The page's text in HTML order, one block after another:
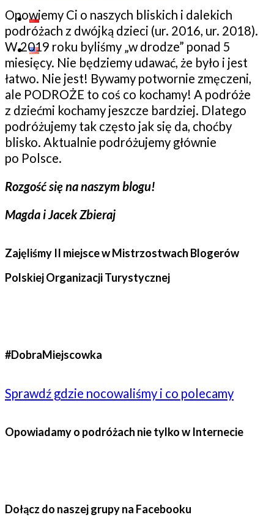
Opowiemy Ci o naszych bliskich i dalekich
podróżach z dwójką dzieci (ur. 2016, ur. 2018).
W 2019 roku byliśmy „w drodze” ponad 5
miesięcy. Nie będziemy udawać, że było i jest
łatwo. Nie jest! Bywamy potwornie zmęczeni,
ale PODROŻE to coś co kochamy! A podróże
z dziećmi kochamy jeszcze bardziej. Dlatego
podróżujemy tak często jak się da, choćby
blisko. Aktualnie podróżujemy głównie
po Polsce.
Rozgość się na naszym blogu!
Magda i Jacek Zbieraj
Zajęliśmy II miejsce w Mistrzostwach Blogerów
Polskiej Organizacji Turystycznej
#DobraMiejscowka
Sprawdź gdzie nocowaliśmy i co polecamy
Opowiadamy o podróżach nie tylko w Internecie
Dołącz do naszej grupy na Facebooku